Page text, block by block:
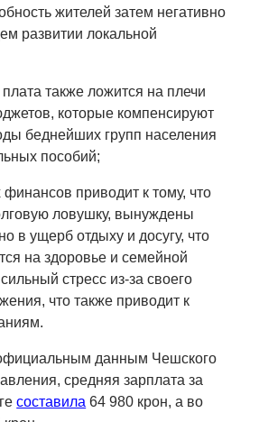
жителей затем негативно
развитии локальной
также ложится на плечи
которые компенсируют
беднейших групп населения
пособий;
приводит к тому, что
ловушку, вынуждены
в ущерб отдыху и досугу, что
на здоровье и семейной
стресс из-за своего
что также приводит к
данным Чешского
средняя зарплата за
составила 64 980 крон, а во